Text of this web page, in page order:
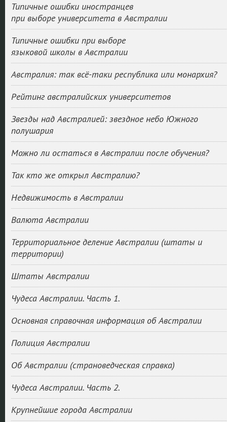
Типичные ошибки иностранцев
при выборе университета в Австралии
Типичные ошибки при выборе
языковой школы в Австралии
Австралия: так всё-таки республика или монархия?
Рейтинг австралийских университетов
Звезды над Австралией: звездное небо Южного
полушария
Можно ли остаться в Австралии после обучения?
Так кто же открыл Австралию?
Недвижимость в Австралии
Валюта Австралии
Территориальное деление Австралии (штаты и
территории)
Штаты Австралии
Чудеса Австралии. Часть 1.
Основная справочная информация об Австралии
Полиция Австралии
Об Австралии (страноведческая справка)
Чудеса Австралии. Часть 2.
Крупнейшие города Австралии